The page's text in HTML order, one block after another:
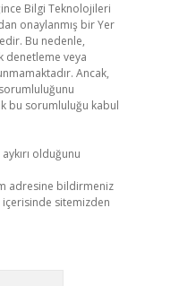
Bilgi Teknolojileri
onaylanmış bir Yer
Bu nedenle,
denetleme veya
Ancak,
bu sorumluluğu kabul
olduğunu
adresine bildirmeniz
sitemizden